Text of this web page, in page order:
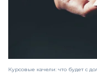
Курсовые качели: что будет с